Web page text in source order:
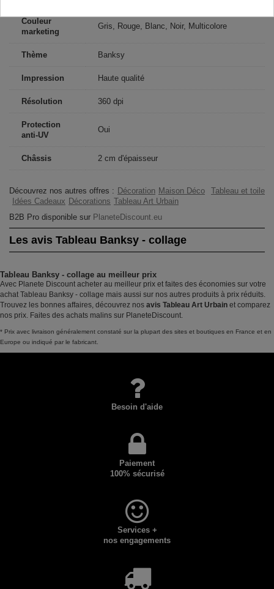
Couleur
marketing
Gris, Rouge, Blanc, Noir, Multicolore
Thème Banksy
Impression Haute qualité
Résolution 360 dpi
Protection
anti-UV
Oui
Châssis 2 cm d'épaisseur
Découvrez nos autres offres : Décoration Maison Déco
Tableau et toile
Idées Cadeaux Décorations Tableau Art Urbain
B2B Pro disponible sur PlaneteDiscount.eu
Les avis Tableau Banksy - collage
Tableau Banksy - collage au meilleur prix
Avec Planete Discount acheter au meilleur prix et faites des économies sur votre
achat Tableau Banksy - collage mais aussi sur nos autres produits à prix réduits.
Trouvez les bonnes affaires, découvrez nos avis Tableau Art Urbain et comparez
nos prix. Faites des achats malins sur PlaneteDiscount.
* Prix avec livraison généralement constaté sur la plupart des sites et boutiques en France et en
Europe ou indiqué par le fabricant.
Besoin d'aide
Paiement
100% sécurisé
Services +
nos engagements